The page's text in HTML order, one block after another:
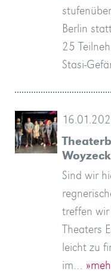
Berlin
25
Stasi-
Sind wir
treffen wir
Theaters
leicht zu
im…